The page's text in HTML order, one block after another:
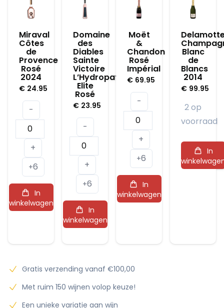
Miraval
Côtes
de
Provence
Rosé
2024
€ 24.95
-
Miraval
Côtes
de
Provence
Rosé
2024
aantal
+
+6
In
winkelwagen
Domaine
des
Diables
Sainte
Victoire
L’Hydropathe
Elite
Rosé
€ 23.95
-
Domaine
des
Diables
Sainte
Victoire
L'Hydropathe
Elite
+
+6
In
winkelwagen
Moët
&
Chandon
Rosé
Impérial
€ 69.95
-
Moët
&
Chandon
Rosé
Impérial
aantal
+
+6
In
winkelwagen
Blanc
de
Blancs
2014
€ 99.95
2 op
voorraad
In
Gratis verzending vanaf €100,00
Met ruim 150 wijnen volop keuze!
Een unieke variatie aan wijn